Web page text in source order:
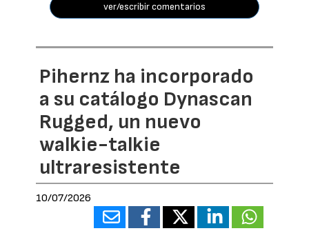
ver/escribir comentarios
Pihernz ha incorporado
a su catálogo Dynascan
Rugged, un nuevo
walkie-talkie
ultraresistente
10/07/2026